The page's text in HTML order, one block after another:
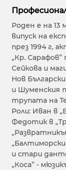
Роден е на 13
випуск на
през 1994 г,
„Кр. Сарафов”
Сейкова и
Нов
и Шуменския
трупата на
Роли: Иван в
Федотик в
и стари
„Коса” -